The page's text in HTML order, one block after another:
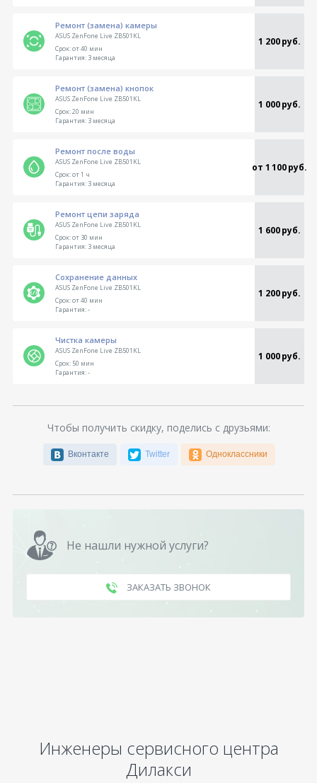
Ремонт (замена) камеры
ASUS ZenFone Live ZB501KL 1 200 руб.
Срок:от 40 мин
Гарантия:3 месяца
Ремонт (замена) кнопок
ASUS ZenFone Live ZB501KL 1 000 руб.
Срок:20 мин
Гарантия:3 месяца
Ремонт после воды
ASUS ZenFone Live ZB501KL от 1 100 руб.
Срок:от 1 ч
Гарантия:3 месяца
Ремонт цепи заряда
ASUS ZenFone Live ZB501KL 1 600 руб.
Срок:от 30 мин
Гарантия:3 месяца
Сохранение данных
ASUS ZenFone Live ZB501KL 1 200 руб.
Срок:от 40 мин
Гарантия:-
Чистка камеры
ASUS ZenFone Live ZB501KL 1 000 руб.
Срок:50 мин
Гарантия:-
Чтобы получить скидку, поделись с друзьями:
Вконтакте Twitter Одноклассники
Не нашли нужной услуги?
ЗАКАЗАТЬ ЗВОНОК
Инженеры сервисного центра
Дилакси